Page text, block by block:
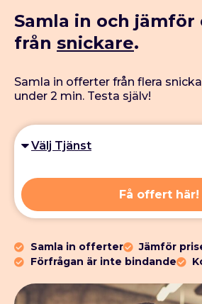
Samla in och
från snickare.
Samla in offerter från flera
under 2 min. Testa själv!
Få offert här!
Samla in offerter
Jämför
Förfrågan är inte bindande